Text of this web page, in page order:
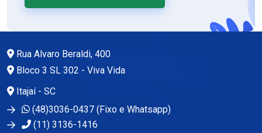
Rua Alvaro Beraldi, 400
Bloco 3 SL 302 - Viva Vida
Itajaí - SC
(48)3036-0437 (Fixo e Whatsapp)
(11) 3136-1416